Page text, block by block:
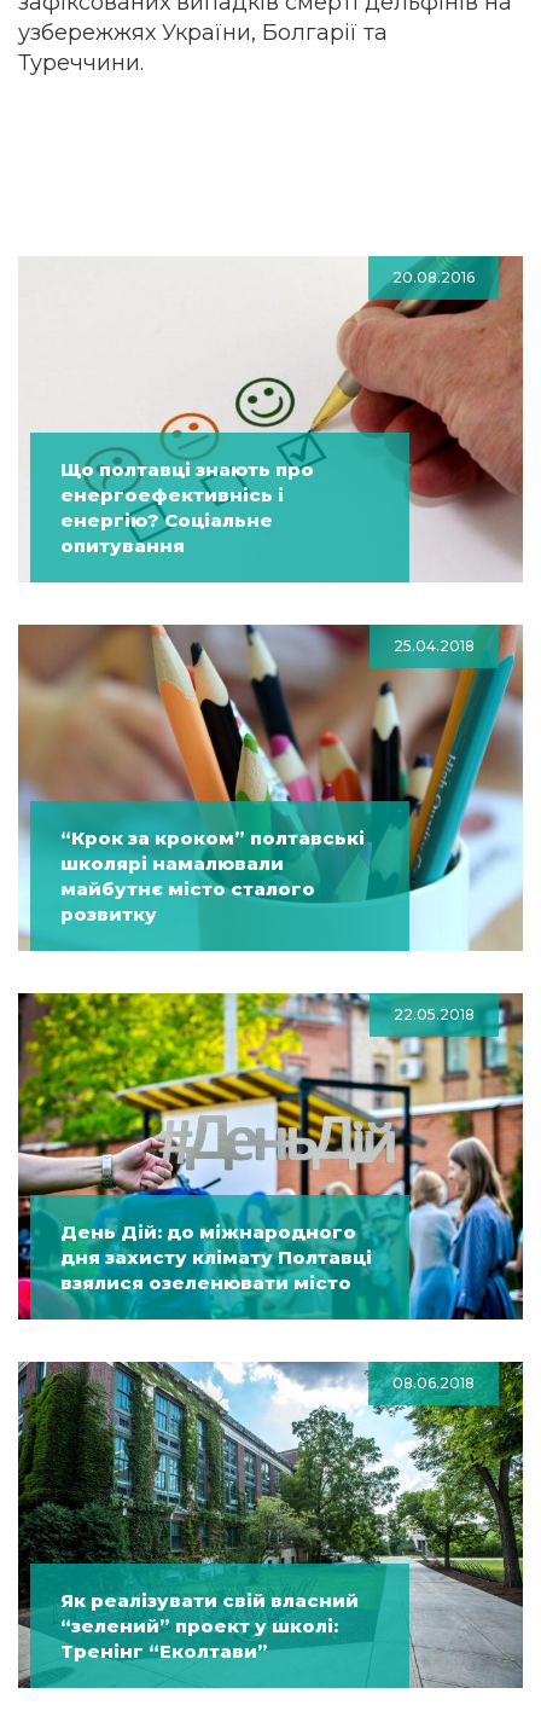
узбережжях України, Болгарії та
Туреччини.
20.08.2016
Що полтавці знають про
енергоефективнісь і
енергію? Соціальне
опитування
25.04.2018
“Крок за кроком” полтавські
школярі намалювали
майбутнє місто сталого
розвитку
22.05.2018
День Дій: до міжнародного
дня захисту клімату Полтавці
взялися озеленювати місто
08.06.2018
Як реалізувати свій власний
“зелений” проект у школі:
Тренінг “Еколтави”